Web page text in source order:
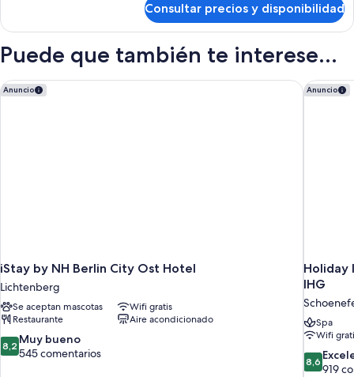
Consultar precios y disponibilidad
Puede que también te interese...
Anuncio
iStay by NH Berlin City Ost Hotel
Lichtenberg
Se aceptan mascotas
Wifi gratis
Restaurante
Aire acondicionado
8.2
sobre
8,2 Muy bueno
545 comentarios
iStay by NH Berlin City Ost Hotel Anuncio
Holiday
IHG
Spa
Wifi
8.6
sobre
8,6
919
Holiday